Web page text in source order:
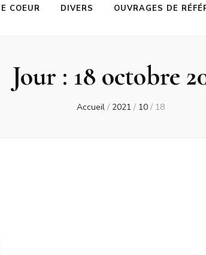
COEUR
DIVERS OUVRAGES DE
Jour : 18 octobre
Accueil / 2021 / 10 / 18